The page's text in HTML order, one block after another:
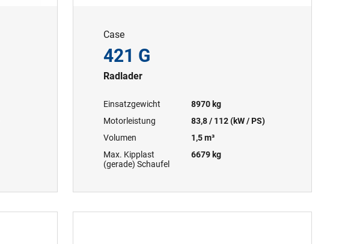
Case
421 G
Radlader
Einsatzgewicht
8970 kg
Motorleistung
83,8 / 112 (kW / PS)
Volumen
1,5 m³
Max. Kipplast
(gerade) Schaufel
6679 kg